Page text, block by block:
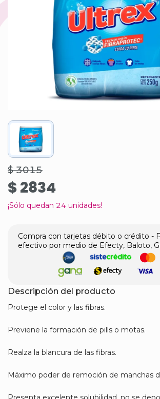
¡Sólo quedan 24 unidades!
$ 3015
$ 2834
Compra con tarjetas débito o crédito -
efectivo por medio de Efecty, Baloto,
Descripción del producto
Protege el color y las fibras.
Previene la formación de pills o motas.
Realza la blancura de las fibras.
Máximo poder de remoción de manchas